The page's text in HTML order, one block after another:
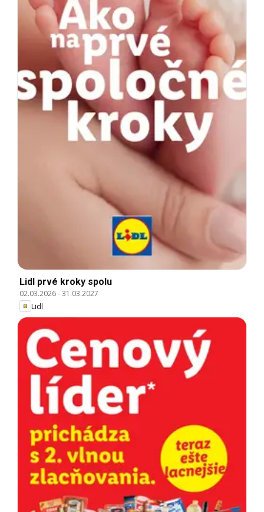
Lidl prvé kroky spolu
02.03.2026-31.03.2027
Lidl